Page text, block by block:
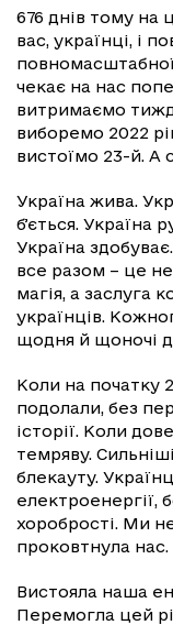
676 днів тому на
вас, українці, і
чекає на нас
витримаємо
виборемо 2022
вистоїмо 23-й. А
Україна жива.
бʼється. Україна
Україна
все разом – це
магія, а заслуга
українців.
щодня й щоночі
Коли на початку
подолали, без
історії. Коли
темряву.
блекауту.
електроенергії,
хоробрості. Ми
проковтнула
Вистояла наша
Перемогла цей